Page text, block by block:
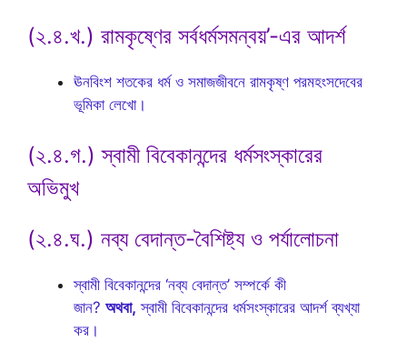
(২.৪.খ.) রামকৃষ্ণের সর্বধর্মসমন্বয়’-এর আদর্শ
ঊনবিংশ শতকের ধর্ম ও সমাজজীবনে রামকৃষ্ণ পরমহংসদেবের
ভূমিকা লেখো।
(২.৪.গ.) স্বামী বিবেকানন্দের ধর্মসংস্কারের
অভিমুখ
(২.৪.ঘ.) নব্য বেদান্ত-বৈশিষ্ট্য ও পর্যালোচনা
স্বামী বিবেকানন্দের ‘নব্য বেদান্ত’ সম্পর্কে কী
জান? অথবা, স্বামী বিবেকানন্দের ধর্মসংস্কারের আদর্শ ব্যখ্যা
কর।